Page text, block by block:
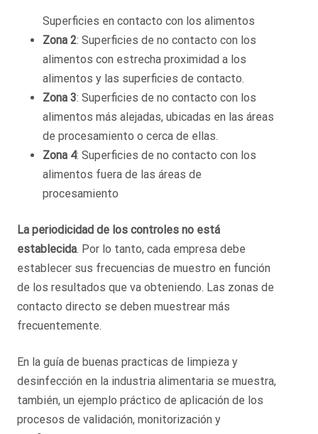
Superficies en contacto con los alimentos
Zona 2: Superficies de no contacto con los
alimentos con estrecha proximidad a los
alimentos y las superficies de contacto.
Zona 3: Superficies de no contacto con los
alimentos más alejadas, ubicadas en las áreas
de procesamiento o cerca de ellas.
Zona 4: Superficies de no contacto con los
alimentos fuera de las áreas de
procesamiento
La periodicidad de los controles no está
establecida. Por lo tanto, cada empresa debe
establecer sus frecuencias de muestro en función
de los resultados que va obteniendo. Las zonas de
contacto directo se deben muestrear más
frecuentemente.
En la guía de buenas practicas de limpieza y
desinfección en la industria alimentaria se muestra,
también, un ejemplo práctico de aplicación de los
procesos de validación, monitorización y